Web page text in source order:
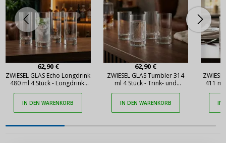
62,90 €
ZWIESEL GLAS Echo Longdrink
480 ml 4 Stück - Longdrink-
IN DEN WARENKORB
62,90 €
ZWIESEL GLAS Tumbler 314
ml 4 Stück - Trink- und
IN DEN WARENKORB
411
IN